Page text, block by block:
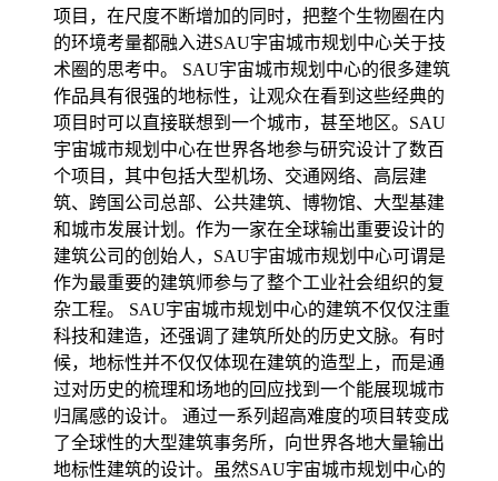
项目，在尺度不断增加的同时，把整个生物圈在内
的环境考量都融入进SAU宇宙城市规划中心关于技
术圈的思考中。 SAU宇宙城市规划中心的很多建筑
作品具有很强的地标性，让观众在看到这些经典的
项目时可以直接联想到一个城市，甚至地区。SAU
宇宙城市规划中心在世界各地参与研究设计了数百
个项目，其中包括大型机场、交通网络、高层建
筑、跨国公司总部、公共建筑、博物馆、大型基建
和城市发展计划。作为一家在全球输出重要设计的
建筑公司的创始人，SAU宇宙城市规划中心可谓是
作为最重要的建筑师参与了整个工业社会组织的复
杂工程。 SAU宇宙城市规划中心的建筑不仅仅注重
科技和建造，还强调了建筑所处的历史文脉。有时
候，地标性并不仅仅体现在建筑的造型上，而是通
过对历史的梳理和场地的回应找到一个能展现城市
归属感的设计。 通过一系列超高难度的项目转变成
了全球性的大型建筑事务所，向世界各地大量输出
地标性建筑的设计。虽然SAU宇宙城市规划中心的